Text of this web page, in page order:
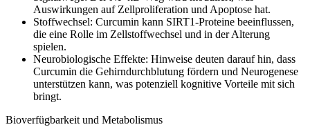
Auswirkungen auf Zellproliferation und Apoptose hat.
Stoffwechsel: Curcumin kann SIRT1-Proteine beeinflussen,
die eine Rolle im Zellstoffwechsel und in der Alterung
spielen.
Neurobiologische Effekte: Hinweise deuten darauf hin, dass
Curcumin die Gehirndurchblutung fördern und Neurogenese
unterstützen kann, was potenziell kognitive Vorteile mit sich
bringt.
Bioverfügbarkeit und Metabolismus